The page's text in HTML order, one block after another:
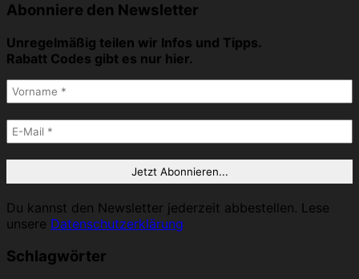
Abonniere den Newsletter
Unregelmäßig teilen wir Infos und Tipps.
Rabatt Codes gibt es nur hier.
Du kannst den Newsletter jederzeit abbestellen. Lese
unsere Datenschutzerklärung
Schlagwörter